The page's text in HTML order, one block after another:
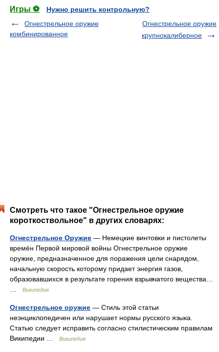
Игры ⚽
Нужно решить контрольную?
Огнестрельное оружие
комбинированное
Огнестрельное оружие
крупнокалиберное
Смотреть что такое "Огнестрельное оружие
короткоствольное" в других словарях:
Огнестрельное Оружие — Немецкие винтовки и пистолеты
времён Первой мировой войны Огнестрельное оружие
оружие, предназначенное для поражения цели снарядом,
начальную скорость которому придает энергия газов,
образовавшихся в результате горения взрывчатого вещества…
Википедия
Огнестрельное оружие — Стиль этой статьи
неэнциклопедичен или нарушает нормы русского языка.
Статью следует исправить согласно стилистическим правилам
Википедии …
Википедия